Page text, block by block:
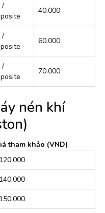
/
40.000
/
60.000
/
70.000
nén khí
tham khảo (VND)
120.000
140.000
150.000